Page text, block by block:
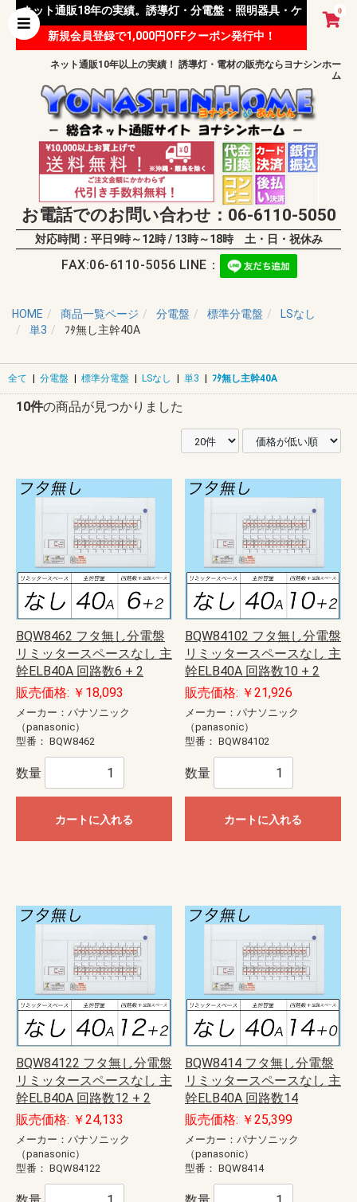
0
ネット通販18年の実績。誘導灯・分電盤・照明器具・ケ
ーブル等 様々な資材を取り扱っています。
新規会員登録で1,000円OFFクーポン発行中！
ネット通販10年以上の実績！ 誘導灯・電材の販売ならヨナシンホー
ム
お電話でのお問い合わせ：06-6110-5050
対応時間：平日9時～12時 / 13時～18時 土・日・祝休み
FAX:06-6110-5056 LINE：
HOME 商品一覧ページ 分電盤 標準分電盤
LSなし
単3
ﾌﾀ無し主幹40A
全て | 分電盤 | 標準分電盤 | LSなし | 単3 | ﾌﾀ無し主幹40A
10件の商品が見つかりました
BQW8462 フタ無し分電盤
リミッタースペースなし 主
幹ELB40A 回路数6 + 2
販売価格: ￥18,093
メーカー：パナソニック
（panasonic）
型番： BQW8462
数量
カートに入れる
BQW84102 フタ無し分電盤
リミッタースペースなし 主
幹ELB40A 回路数10 + 2
販売価格: ￥21,926
メーカー：パナソニック
（panasonic）
型番： BQW84102
数量
カートに入れる
BQW84122 フタ無し分電盤
リミッタースペースなし 主
幹ELB40A 回路数12 + 2
販売価格: ￥24,133
メーカー：パナソニック
（panasonic）
型番： BQW84122
BQW8414 フタ無し分電盤
リミッタースペースなし 主
幹ELB40A 回路数14
販売価格: ￥25,399
メーカー：パナソニック
（panasonic）
型番： BQW8414